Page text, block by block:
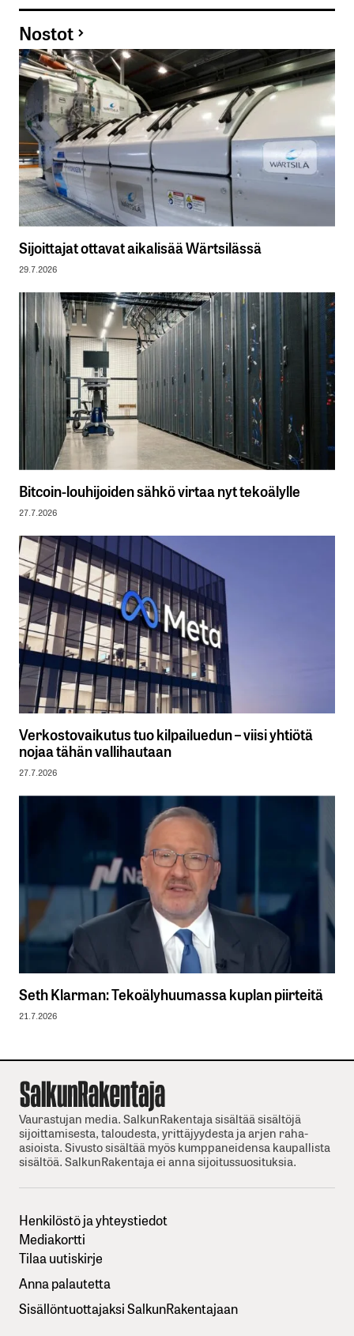
Nostot
Sijoittajat ottavat aikalisää Wärtsilässä
29.7.2026
Bitcoin-louhijoiden sähkö virtaa nyt tekoälylle
27.7.2026
Verkostovaikutus tuo kilpailuedun – viisi yhtiötä
nojaa tähän vallihautaan
27.7.2026
Seth Klarman: Tekoälyhuumassa kuplan piirteitä
21.7.2026
Vaurastujan media. SalkunRakentaja sisältää sisältöjä
sijoittamisesta, taloudesta, yrittäjyydesta ja arjen raha-
asioista. Sivusto sisältää myös kumppaneidensa kaupallista
sisältöä. SalkunRakentaja ei anna sijoitussuosituksia.
Henkilöstö ja yhteystiedot
Mediakortti
Tilaa uutiskirje
Anna palautetta
Sisällöntuottajaksi SalkunRakentajaan